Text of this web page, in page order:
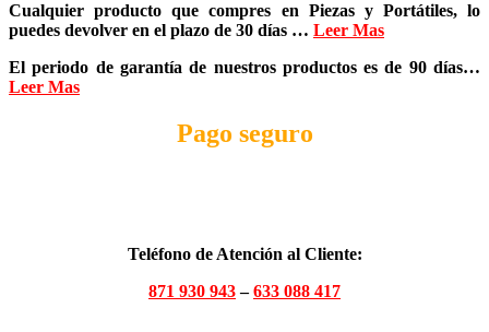
Cualquier producto que compres en Piezas y Portátiles, lo
puedes devolver en el plazo de 30 días … Leer Mas
El periodo de garantía de nuestros productos es de 90 días…
Leer Mas
Pago seguro
Teléfono de Atención al Cliente:
871 930 943–633 088 417